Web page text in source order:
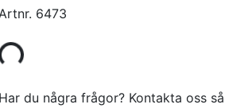
Artnr. 6473
Har du några frågor? Kontakta oss